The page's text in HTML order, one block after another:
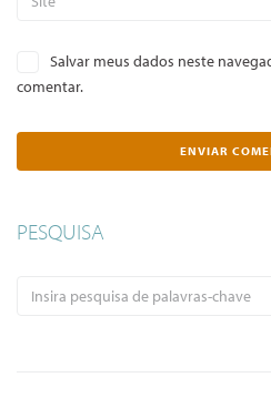
Salvar meus dados neste
comentar.
PESQUISA